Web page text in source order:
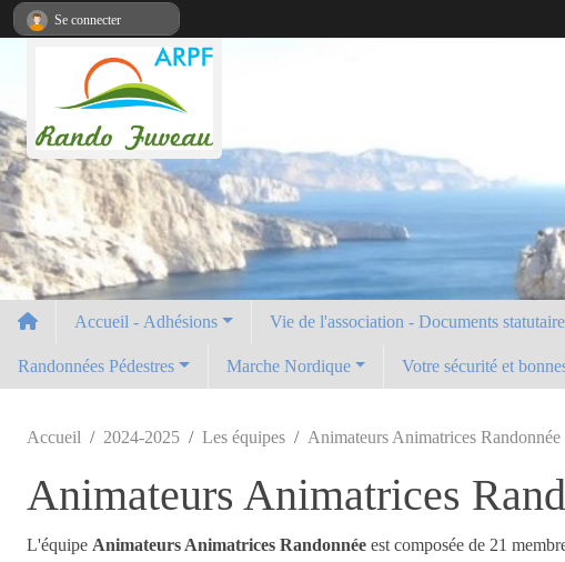
Accueil - Adhésions Vie de l'association - Documents
Randonnées Pédestres Marche Nordique Votre sécurité et
Accueil 2024-2025 Les équipes Animateurs Animatrices Randonnée
Animateurs Animatrices
L'équipe Animateurs Animatrices Randonnée est composée de 21
Se connecter
Panneau de gestion des cookies